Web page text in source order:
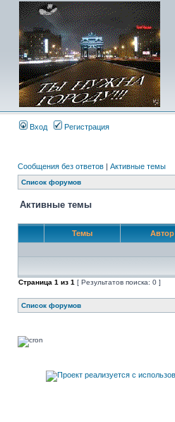
Вход Регистрация
Сообщения без ответов | Активные темы
Список форумов
Активные темы
Темы Автор
Страница 1 из 1 [ Результатов поиска: 0 ]
Список форумов